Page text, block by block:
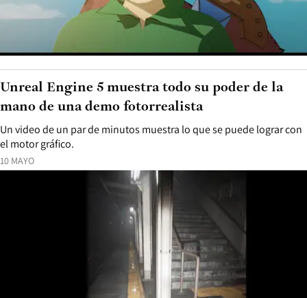
10 MAYO
Un video de un par de minutos muestra lo que se puede lograr con
el motor gráfico.
Unreal Engine 5 muestra todo su poder de la
mano de una demo fotorrealista